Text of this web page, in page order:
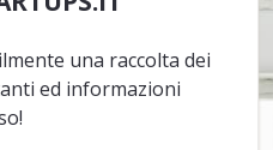
una raccolta dei
ed informazioni